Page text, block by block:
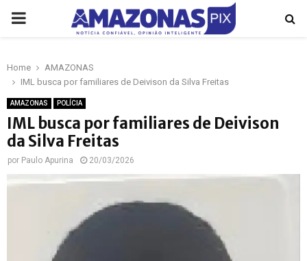
PRIMARY
Home
AMAZONAS
IML busca por familiares de Deivison da Silva Freitas
AMAZONAS POLÍCIA
IML busca por familiares de Deivison
da Silva Freitas
por Paulo Apurina 20/03/2026